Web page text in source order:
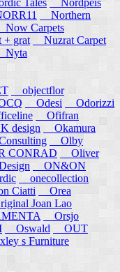
Tales
Nordpeis
Northern
Now Carpets
grat
Nuzrat Carpet
Nyta
objectflor
Odesi
Odorizzi
Ofifran
design
Okamura
Olby
CONRAD
Oliver
ON&ON
onecollection
Ciatti
Orea
Joan Lao
Orsjo
Oswald
OUT
s Furniture